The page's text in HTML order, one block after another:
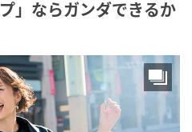
」ならガンダできるか